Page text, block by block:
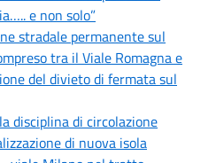
e non solo”
stradale permanente sul
tra il Viale Romagna e
del divieto di fermata sul
disciplina di circolazione
di nuova isola